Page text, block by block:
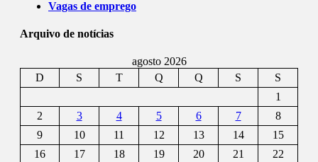
Vagas de emprego
Arquivo de notícias
agosto 2026
D
S T Q Q S
S
1
2
3 4 5 6 7
8
9
10 11 12 13 14
15
16
17 18 19 20 21
22